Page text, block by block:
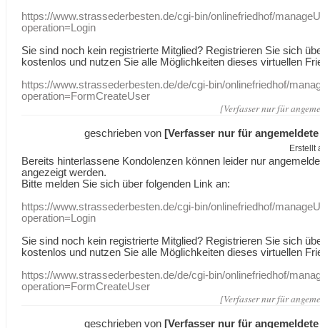
https://www.strassederbesten.de/cgi-bin/onlinefriedhof/
operation=Login
Sie sind noch kein registrierte Mitglied? Registrieren Sie sich
kostenlos und nutzen Sie alle Möglichkeiten dieses virtuellen
https://www.strassederbesten.de/de/cgi-bin/onlinefriedhof/
operation=FormCreateUser
[Verfasser nur für
geschrieben von [Verfasser nur für
Erstellt
Bereits hinterlassene Kondolenzen können leider nur
angezeigt werden.
Bitte melden Sie sich über folgenden Link an:
https://www.strassederbesten.de/cgi-bin/onlinefriedhof/
operation=Login
Sie sind noch kein registrierte Mitglied? Registrieren Sie sich
kostenlos und nutzen Sie alle Möglichkeiten dieses virtuellen
https://www.strassederbesten.de/de/cgi-bin/onlinefriedhof/
operation=FormCreateUser
[Verfasser nur für
geschrieben von [Verfasser nur für